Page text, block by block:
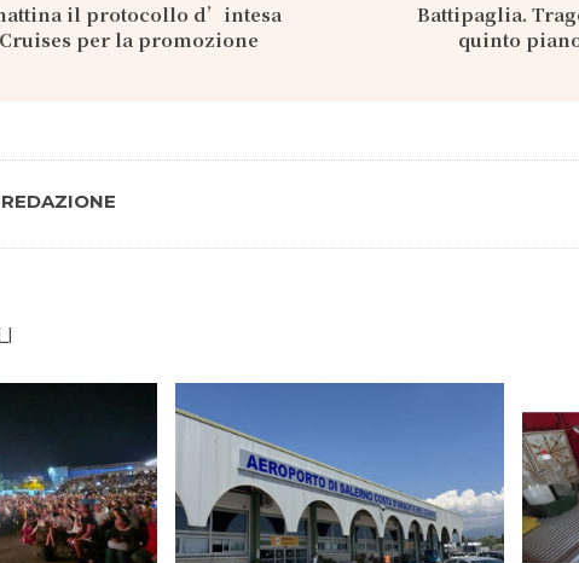
il protocollo d’intesa
per la promozione
Battipaglia.
quinto
REDAZIONE